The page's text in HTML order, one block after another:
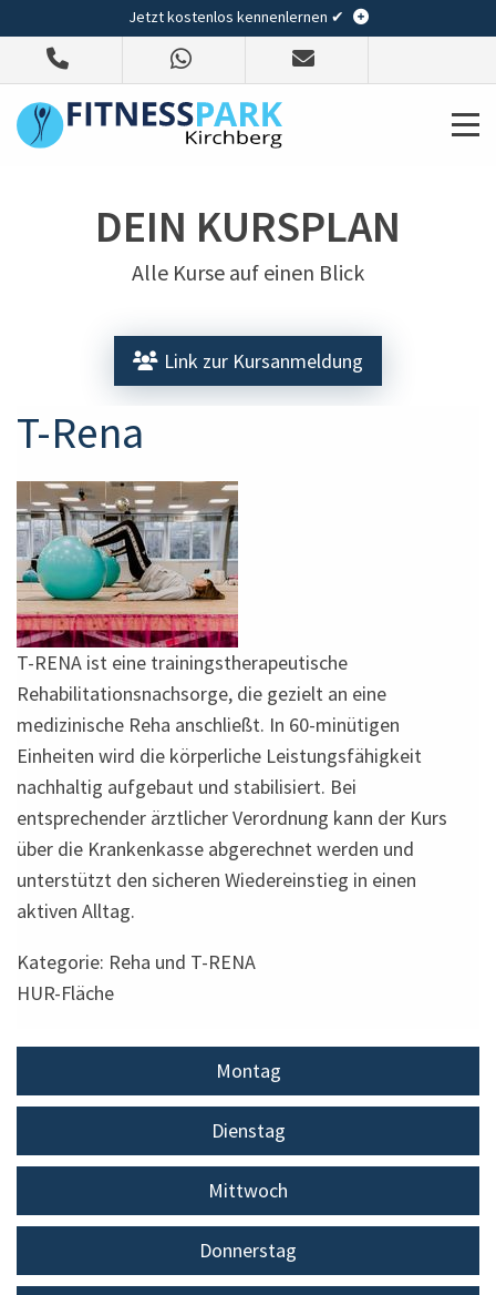
Jetzt kostenlos kennenlernen ✔
DEIN KURSPLAN
Alle Kurse auf einen Blick
Link zur Kursanmeldung
T-Rena
T-RENA ist eine trainingstherapeutische
Rehabilitationsnachsorge, die gezielt an eine
medizinische Reha anschließt. In 60-minütigen
Einheiten wird die körperliche Leistungsfähigkeit
nachhaltig aufgebaut und stabilisiert. Bei
entsprechender ärztlicher Verordnung kann der Kurs
über die Krankenkasse abgerechnet werden und
unterstützt den sicheren Wiedereinstieg in einen
aktiven Alltag.
Kategorie: Reha und T-RENA
HUR-Fläche
Montag
Dienstag
Mittwoch
Donnerstag